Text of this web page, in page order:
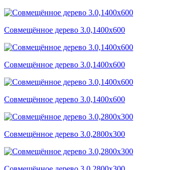
Совмещённое дерево 3.0,1400x600
Совмещённое дерево 3.0,1400x600
Совмещённое дерево 3.0,1400x600
Совмещённое дерево 3.0,2800x300